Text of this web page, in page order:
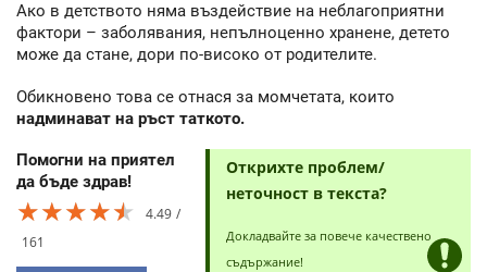
Ако в детството няма въздействие на неблагоприятни
фактори – заболявания, непълноценно хранене, детето
може да стане, дори по-високо от родителите.
Обикновено това се отнася за момчетата, които
надминават на ръст таткото.
Помогни на приятел
да бъде здрав!
★★★★★
★★★★★
★★★★★
4.49
161
Открихте проблем/
неточност в текста?
Докладвайте за повече качествено
съдържание!